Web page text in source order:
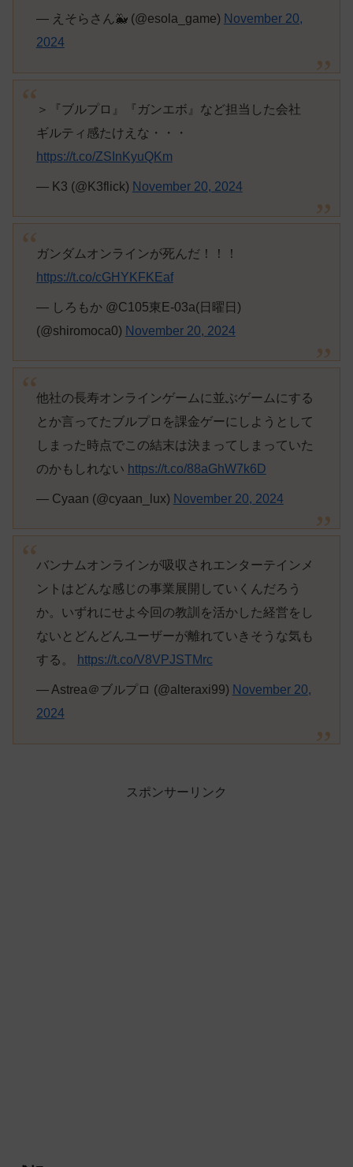
— えそらさん🐳 (@esola_game) November 20,
2024
＞『ブルプロ』『ガンエボ』など担当した会社
ギルティ感たけえな・・・
https://t.co/ZSInKyuQKm
— K3 (@K3flick) November 20, 2024
ガンダムオンラインが死んだ！！！
https://t.co/cGHYKFKEaf
— しろもか @C105東E-03a(日曜日)
(@shiromoca0) November 20, 2024
他社の長寿オンラインゲームに並ぶゲームにする
とか言ってたブルプロを課金ゲーにしようとして
しまった時点でこの結末は決まってしまっていた
のかもしれない https://t.co/88aGhW7k6D
— Cyaan (@cyaan_lux) November 20, 2024
バンナムオンラインが吸収されエンターテインメ
ントはどんな感じの事業展開していくんだろう
か。いずれにせよ今回の教訓を活かした経営をし
ないとどんどんユーザーが離れていきそうな気も
する。
https://t.co/V8VPJSTMrc
— Astrea＠ブルプロ (@alteraxi99) November 20,
2024
スポンサーリンク